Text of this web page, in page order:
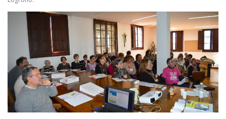
RECURSOS PUNTO DE ACOGIDA